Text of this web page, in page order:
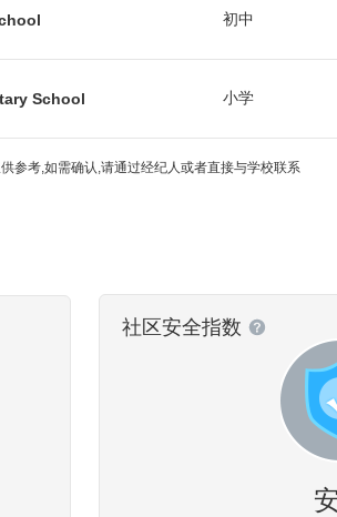
。近几年来，很多嗅觉敏锐的华人买家纷纷入
初中
School 小学
参考,如需确认,请通过经纪人或者直接与学校联系
社区安全指数